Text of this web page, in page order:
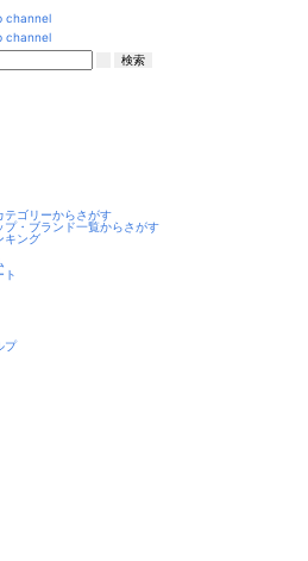
検索
テゴリーからさがす
プ・ブランド一覧からさがす
キング
ト
プ